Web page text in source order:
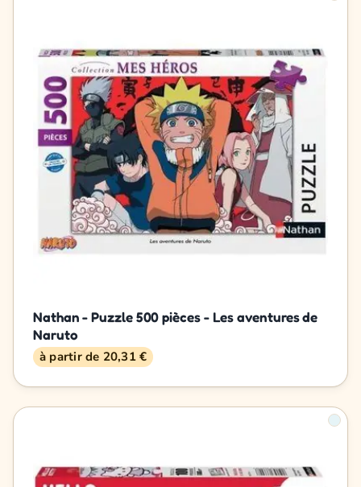
Nathan - Puzzle 500 pièces - Les aventures de
Naruto
à partir de 20,31 €